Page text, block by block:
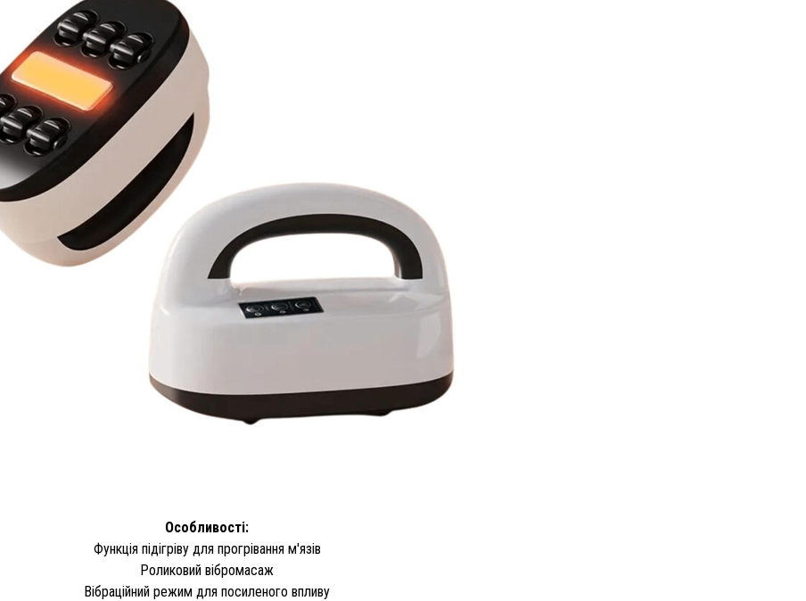
Особливості:
Функція підігріву для прогрівання м'язів
Роликовий вібромасаж
Вібраційний режим для посиленого впливу